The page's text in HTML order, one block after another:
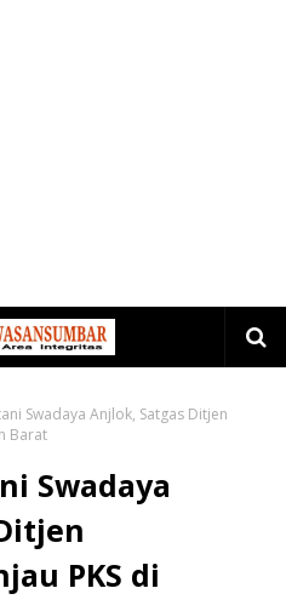
Swadaya Anjlok, Satgas Ditjen
Barat
Swadaya
PKS di